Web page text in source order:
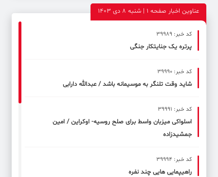
عناوین اخبار صفحه ۱ | شنبه 8 دی 1403
کد خبر: 39989
پرتره یک جنایتکار جنگی
کد خبر: 39990
شاید وقت تلنگر به موسیمانه باشد / عبدالله دارابی
کد خبر: 39991
اسلواکی میزبان واسط برای صلح روسیه- اوکراین / امین
جمشیدزاده
کد خبر: 39994
راهیپمایی هایی چند نفره